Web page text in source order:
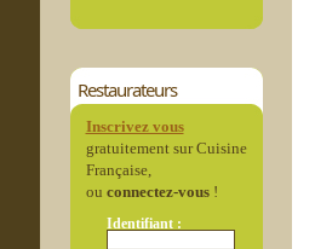
Restaurateurs
Inscrivez vous
gratuitement sur Cuisine
Française,
ou connectez-vous!
Identifiant :